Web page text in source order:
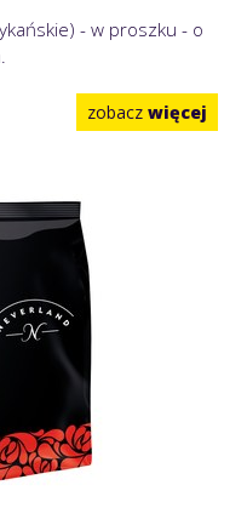
- w proszku - o
zobacz więcej